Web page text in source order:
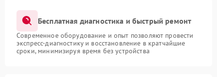
Бесплатная диагностика и быстрый ремонт
Современное оборудование и опыт позволяют провести
экспресс-диагностику и восстановление в кратчайшие
сроки, минимизируя время без устройства